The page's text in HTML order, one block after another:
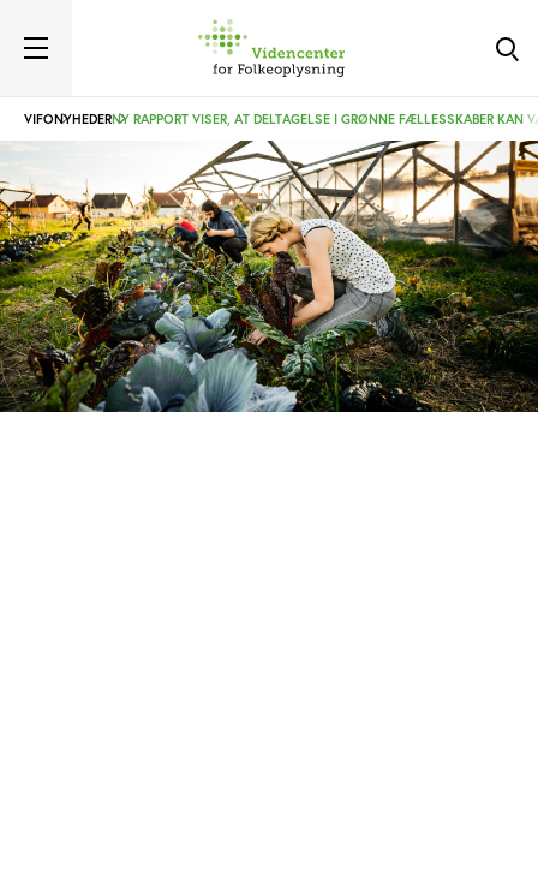
VIFONYHEDERNY RAPPORT VISER, AT DELTAGELSE I GRØNNE FÆLLESSKABER KAN